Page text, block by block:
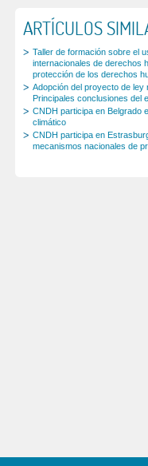
derechos de las personas con
discapacidad
ARTÍCULOS
Taller de formación sobre el
internacionales de derechos
protección de los derechos
Adopción del proyecto de ley
Principales conclusiones del
CNDH participa en Belgrado
climático
CNDH participa en
mecanismos nacionales de